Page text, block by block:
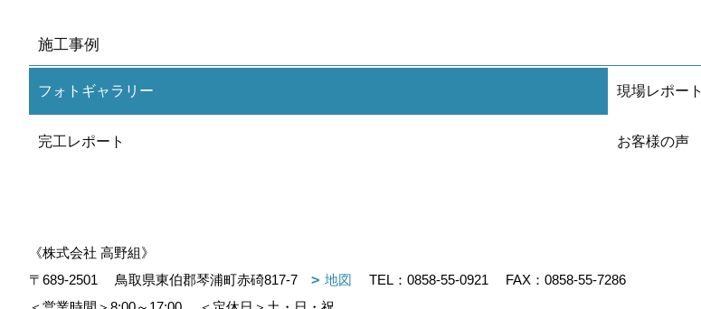
施工事例
フォトギャラリー 現場レポート
完工レポート お客様の声
《株式会社 高野組》
〒689-2501
鳥取県東伯郡琴浦町赤碕817-7 地図 TEL： 0858-55-0921
FAX：0858-55-7286